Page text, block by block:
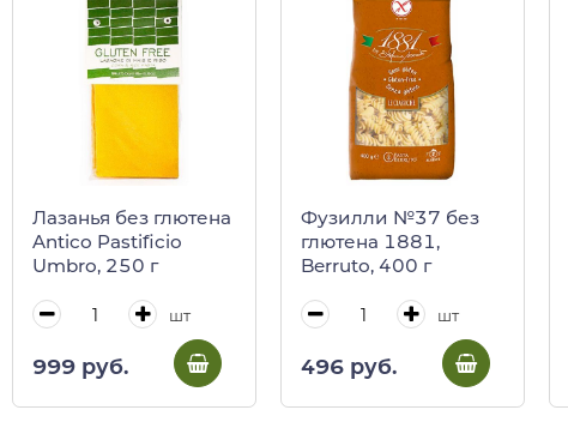
Лазанья без глютена
Antico Pastificio
Umbro, 250 г
шт
999 руб.
Фузилли №37 без
глютена 1881,
Berruto, 400 г
шт
496 руб.